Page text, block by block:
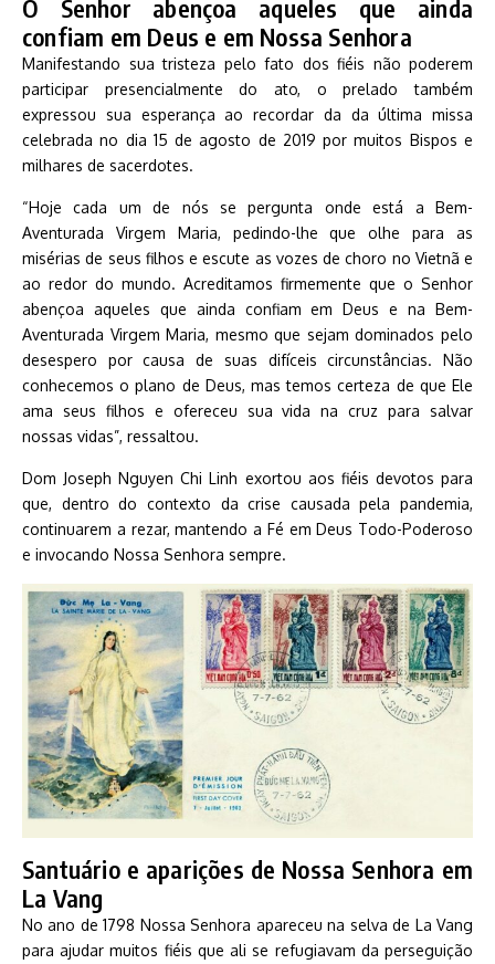
O Senhor abençoa aqueles que ainda
confiam em Deus e em Nossa Senhora
Manifestando sua tristeza pelo fato dos fiéis não poderem
participar presencialmente do ato, o prelado também
expressou sua esperança ao recordar da da última missa
celebrada no dia 15 de agosto de 2019 por muitos Bispos e
milhares de sacerdotes.
“Hoje cada um de nós se pergunta onde está a Bem-
Aventurada Virgem Maria, pedindo-lhe que olhe para as
misérias de seus filhos e escute as vozes de choro no Vietnã e
ao redor do mundo. Acreditamos firmemente que o Senhor
abençoa aqueles que ainda confiam em Deus e na Bem-
Aventurada Virgem Maria, mesmo que sejam dominados pelo
desespero por causa de suas difíceis circunstâncias. Não
conhecemos o plano de Deus, mas temos certeza de que Ele
ama seus filhos e ofereceu sua vida na cruz para salvar
nossas vidas”, ressaltou.
Dom Joseph Nguyen Chi Linh exortou aos fiéis devotos para
que, dentro do contexto da crise causada pela pandemia,
continuarem a rezar, mantendo a Fé em Deus Todo-Poderoso
e invocando Nossa Senhora sempre.
Santuário e aparições de Nossa Senhora em
La Vang
No ano de 1798 Nossa Senhora apareceu na selva de La Vang
para ajudar muitos fiéis que ali se refugiavam da perseguição